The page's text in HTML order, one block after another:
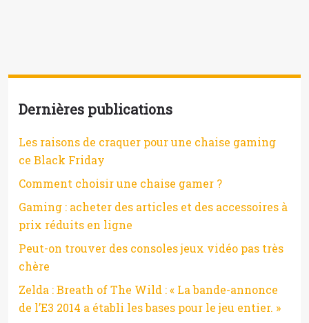
Dernières publications
Les raisons de craquer pour une chaise gaming
ce Black Friday
Comment choisir une chaise gamer ?
Gaming : acheter des articles et des accessoires à
prix réduits en ligne
Peut-on trouver des consoles jeux vidéo pas très
chère
Zelda : Breath of The Wild : « La bande-annonce
de l’E3 2014 a établi les bases pour le jeu entier. »